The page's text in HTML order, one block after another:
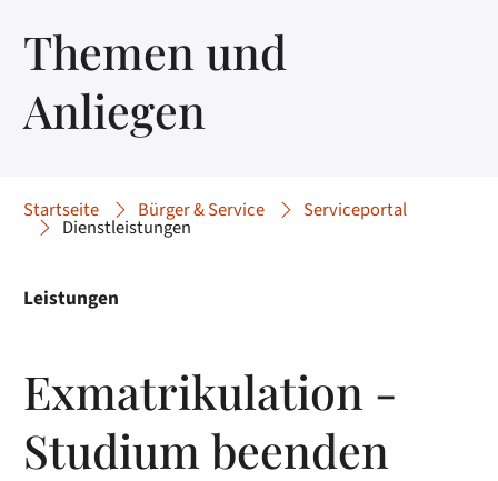
Themen und
Anliegen
Startseite Bürger & Service Serviceportal
Dienstleistungen
Leistungen
Exmatrikulation -
Studium beenden